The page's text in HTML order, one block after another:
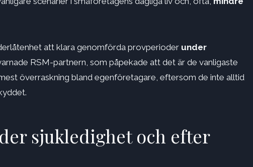
att klara genomförda provperioder under
RSM-partnern, som påpekade att det är de vanligaste
överraskning bland egenföretagare, eftersom de inte alltid
sjukledighet och efter